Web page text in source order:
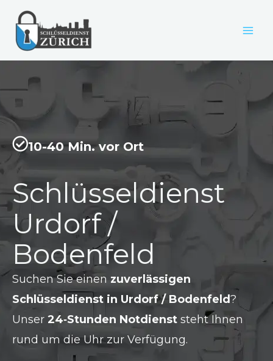
Inhalt
springen
10-40 Min. vor Ort
Schlüsseldienst
Urdorf /
Bodenfeld
Suchen Sie einen zuverlässigen
Schlüsseldienst in Urdorf / Bodenfeld?
Unser 24‑Stunden Notdienst steht Ihnen
rund um die Uhr zur Verfügung.